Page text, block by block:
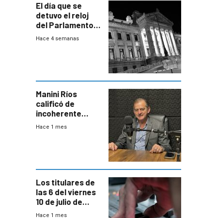
El día que se
detuvo el reloj
del Parlamento
para negociar
Hace 4 semanas
Manini Ríos
calificó de
incoherente
decisión de
Hace 1 mes
Los titulares de
las 6 del viernes
10 de julio de
2026
Hace 1 mes